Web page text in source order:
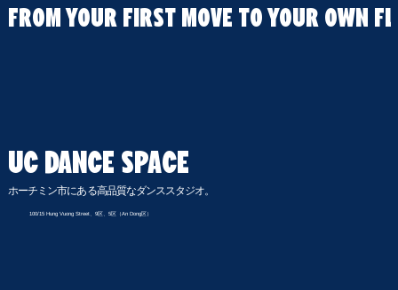
FROM YOUR FIRST MOVE TO YOUR OWN
UC DANCE SPACE
ホーチミン市にある高品質なダンススタジオ。
100/15 Hung Vuong Street、9区、5区（An Dong区）